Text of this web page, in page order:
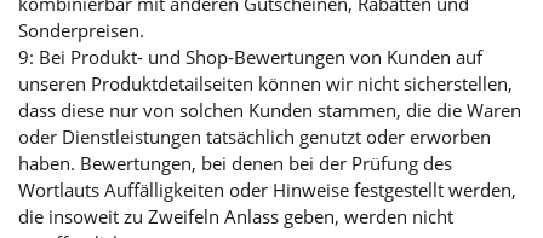
Sonderpreisen.
9: Bei Produkt- und Shop-Bewertungen von Kunden auf
unseren Produktdetailseiten können wir nicht sicherstellen,
dass diese nur von solchen Kunden stammen, die die Waren
oder Dienstleistungen tatsächlich genutzt oder erworben
haben. Bewertungen, bei denen bei der Prüfung des
Wortlauts Auffälligkeiten oder Hinweise festgestellt werden,
die insoweit zu Zweifeln Anlass geben, werden nicht